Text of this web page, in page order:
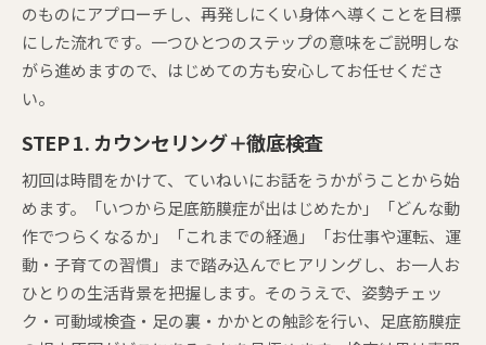
のものにアプローチし、再発しにくい身体へ導くことを目標
にした流れです。一つひとつのステップの意味をご説明しな
がら進めますので、はじめての方も安心してお任せくださ
い。
STEP 1. カウンセリング＋徹底検査
初回は時間をかけて、ていねいにお話をうかがうことから始
めます。「いつから足底筋膜症が出はじめたか」「どんな動
作でつらくなるか」「これまでの経過」「お仕事や運転、運
動・子育ての習慣」まで踏み込んでヒアリングし、お一人お
ひとりの生活背景を把握します。そのうえで、姿勢チェッ
ク・可動域検査・足の裏・かかとの触診を行い、足底筋膜症